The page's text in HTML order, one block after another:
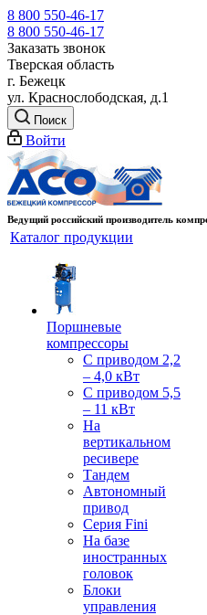
8 800 550-46-17
8 800 550-46-17
Заказать звонок
Тверская область
г. Бежецк
ул. Краснослободская, д.1
Поиск
Войти
Ведущий российский производитель
Каталог продукции
Поршневые
компрессоры
С приводом 2,2
– 4,0 кВт
С приводом 5,5
– 11 кВт
На
вертикальном
ресивере
Тандем
Автономный
привод
Серия Fini
На базе
иностранных
головок
Блоки
управления